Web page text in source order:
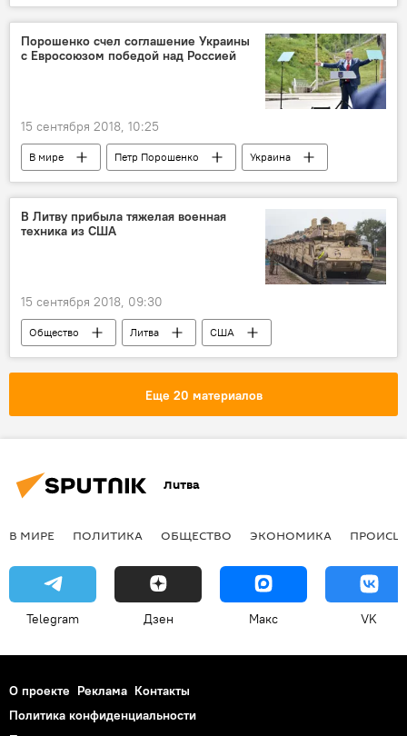
ДНР
Служба безопасности Украины (СБУ)
Порошенко счел соглашение Украины
с Евросоюзом победой над Россией
15 сентября 2018, 10:25
В мире Петр Порошенко
Украина
Евросоюз (ЕС)
Россия торговля
В Литву прибыла тяжелая военная
техника из США
15 сентября 2018, 09:30
Общество Литва
США
Пабраде
учения
Еще 20 материалов
Литва
В МИРЕ ПОЛИТИКА ОБЩЕСТВО ЭКОНОМИКА
Telegram Дзен Макс VK
О проекте Реклама Контакты
Политика конфиденциальности